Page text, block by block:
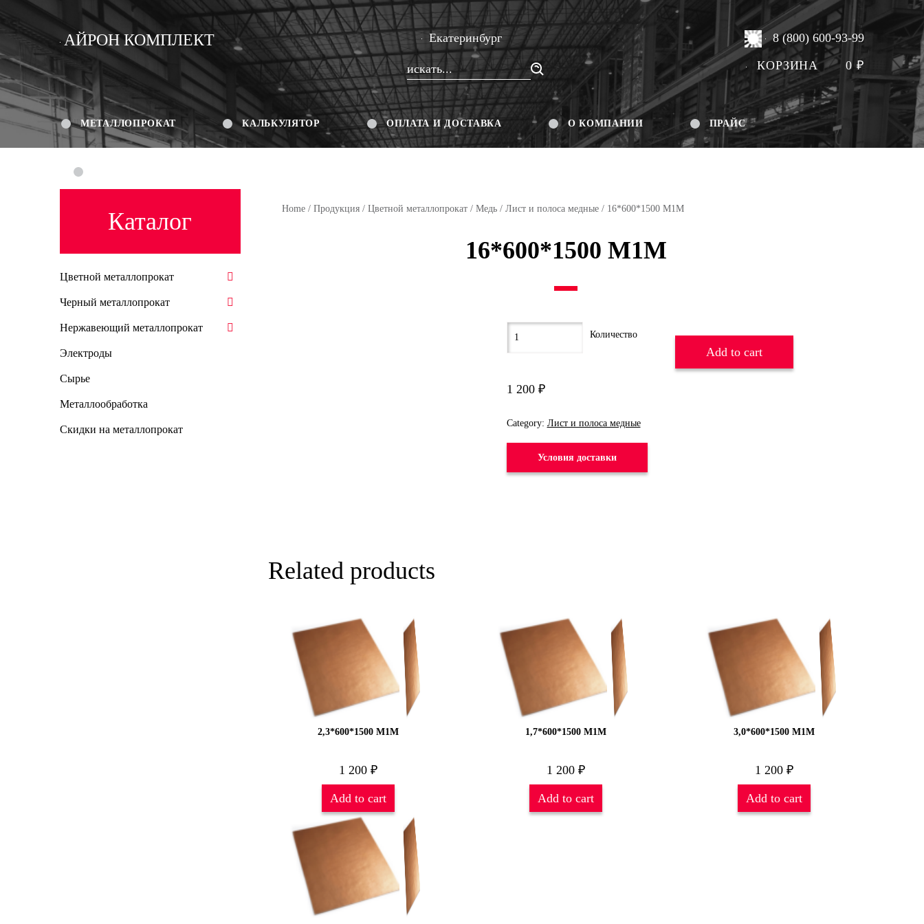
АЙРОН КОМПЛЕКТ Екатеринбург 8 (800) 600-93-99
КОРЗИНА 0₽
МЕТАЛЛОПРОКАТ КАЛЬКУЛЯТОР ОПЛАТА И ДОСТАВКА О КОМПАНИИ ПРАЙС
Home/ Продукция/ Цветной металлопрокат/ Медь/ Лист и полоса медные/ 16*600*1500 М1М
16*600*1500 М1М
1 200 ₽
Add to cart
Category: Лист и полоса медные
Условия доставки
Related products
2,3*600*1500 М1М
1 200 ₽
Add to cart
1,7*600*1500 М1М
1 200₽
Add to cart
3,0*600*1500 М1М
1 200 ₽
Add to cart
Каталог
Цветной металлопрокат
Черный металлопрокат
Нержавеющий металлопрокат
Электроды
Сырье
Металлообработка
Скидки на металлопрокат